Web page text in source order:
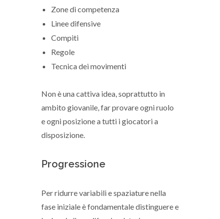
Zone di competenza
Linee difensive
Compiti
Regole
Tecnica dei movimenti
Non è una cattiva idea, soprattutto in
ambito giovanile, far provare ogni ruolo
e ogni posizione a tutti i giocatori a
disposizione.
Progressione
Per ridurre variabili e spaziature nella
fase iniziale è fondamentale distinguere e